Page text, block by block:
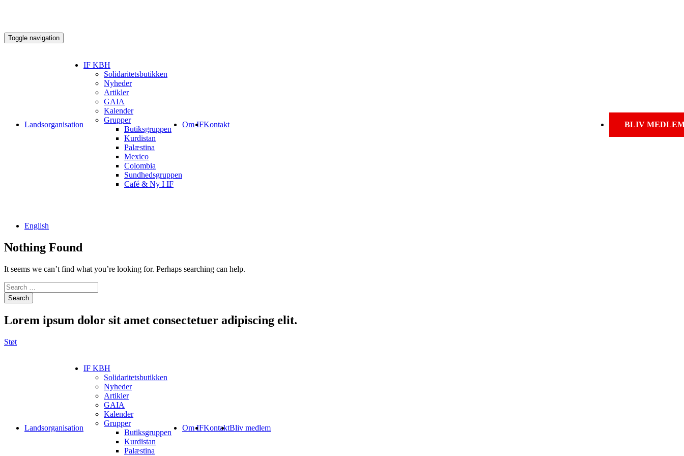
Toggle navigation
Landsorganisation
IF KBH
Solidaritetsbutikken
Nyheder
Artikler
GAIA
Kalender
Grupper
Butiksgruppen
Kurdistan
Palæstina
Mexico
Colombia
Sundhedsgruppen
Café & Ny I IF
Om IFKontakt BLIV
English
Nothing Found
It seems we can’t find what you’re looking for. Perhaps searching can help.
Search
Lorem ipsum dolor sit amet consectetuer adipiscing elit.
Støt
Landsorganisation
IF KBH
Solidaritetsbutikken
Nyheder
Artikler
GAIA
Kalender
Grupper
Butiksgruppen
Kurdistan
Palæstina
Om IFKontaktBliv medlem